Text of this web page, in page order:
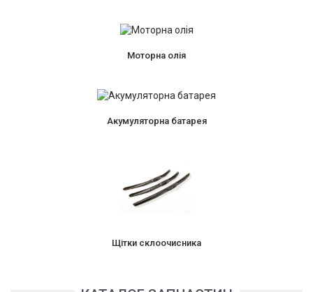
Моторна олія
Акумуляторна батарея
Щітки склоочисника